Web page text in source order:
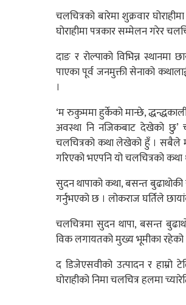
चलचित्रको बारेमा शुक्रवार
घोराहीमा पत्रकार सम्मेलन गरेर
दाङ र रोल्पाको विभिन्न
पाएका पूर्व जनमुक्ती सेनाको
।
‘म रुकुममा हुर्केको मान्छे,
अवस्था नि नजिकबाट देखेको छु’
चलचित्रको कथा लेखेको हुँ । सबैले
गरिएको भएपनि यो चलचित्रको
सुदन थापाको कथा, बसन्त बुढाथोकी
गर्नुभएको छ । लोकराज घर्तिले
चलचित्रमा सुदन थापा, बसन्त
विक लगायतको मुख्य भूमीका रहेको
द डिजेएसवीको उत्पादन र
घोराहीको निमा चलचित्र हलमा